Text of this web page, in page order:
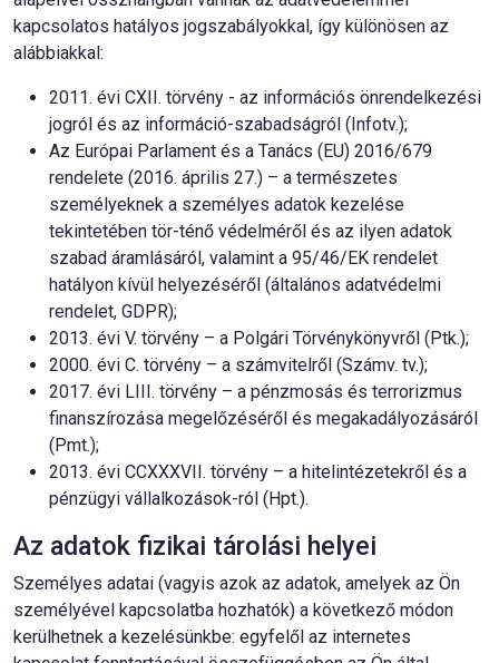
kapcsolatos hatályos jogszabályokkal, így különösen az
alábbiakkal:
2011. évi CXII. törvény - az információs önrendelkezési
jogról és az információ-szabadságról (Infotv.);
Az Európai Parlament és a Tanács (EU) 2016/679
rendelete (2016. április 27.) – a természetes
személyeknek a személyes adatok kezelése
tekintetében tör-ténő védelméről és az ilyen adatok
szabad áramlásáról, valamint a 95/46/EK rendelet
hatályon kívül helyezéséről (általános adatvédelmi
rendelet, GDPR);
2013. évi V. törvény – a Polgári Törvénykönyvről (Ptk.);
2000. évi C. törvény – a számvitelről (Számv. tv.);
2017. évi LIII. törvény – a pénzmosás és terrorizmus
finanszírozása megelőzéséről és megakadályozásáról
(Pmt.);
2013. évi CCXXXVII. törvény – a hitelintézetekről és a
pénzügyi vállalkozások-ról (Hpt.).
Az adatok fizikai tárolási helyei
Személyes adatai (vagyis azok az adatok, amelyek az Ön
személyével kapcsolatba hozhatók) a következő módon
kerülhetnek a kezelésünkbe: egyfelől az internetes